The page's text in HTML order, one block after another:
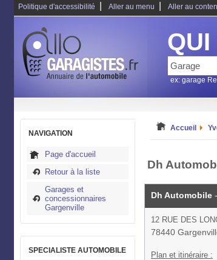
Politique d'accessibilité Aller au menu Aller au
QUI
ex: garage
NAVIGATION
Page d'accueil
Retour à la liste
Garages et
concessionnaires
Gargenville
SPECIALISTE AUTOMOBILE
Accueil
Dh
Dh Automobile
12 RUE DES
78440
Plan et itinéraire :